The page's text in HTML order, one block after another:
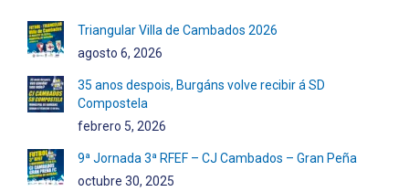
Triangular Villa de Cambados 2026
agosto 6, 2026
35 anos despois, Burgáns volve recibir á SD
Compostela
febrero 5, 2026
9ª Jornada 3ª RFEF – CJ Cambados – Gran Peña
octubre 30, 2025